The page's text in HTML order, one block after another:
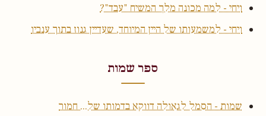
ויחי - למה מכונה מלך המשיח "עבד"?
ויחי - למשמעותו של היין המיוחד, שעדיין גנוז בתוך ענביו
ספר שמות
שמות - הסמל לגאולה דווקא בדמותו של... חמור